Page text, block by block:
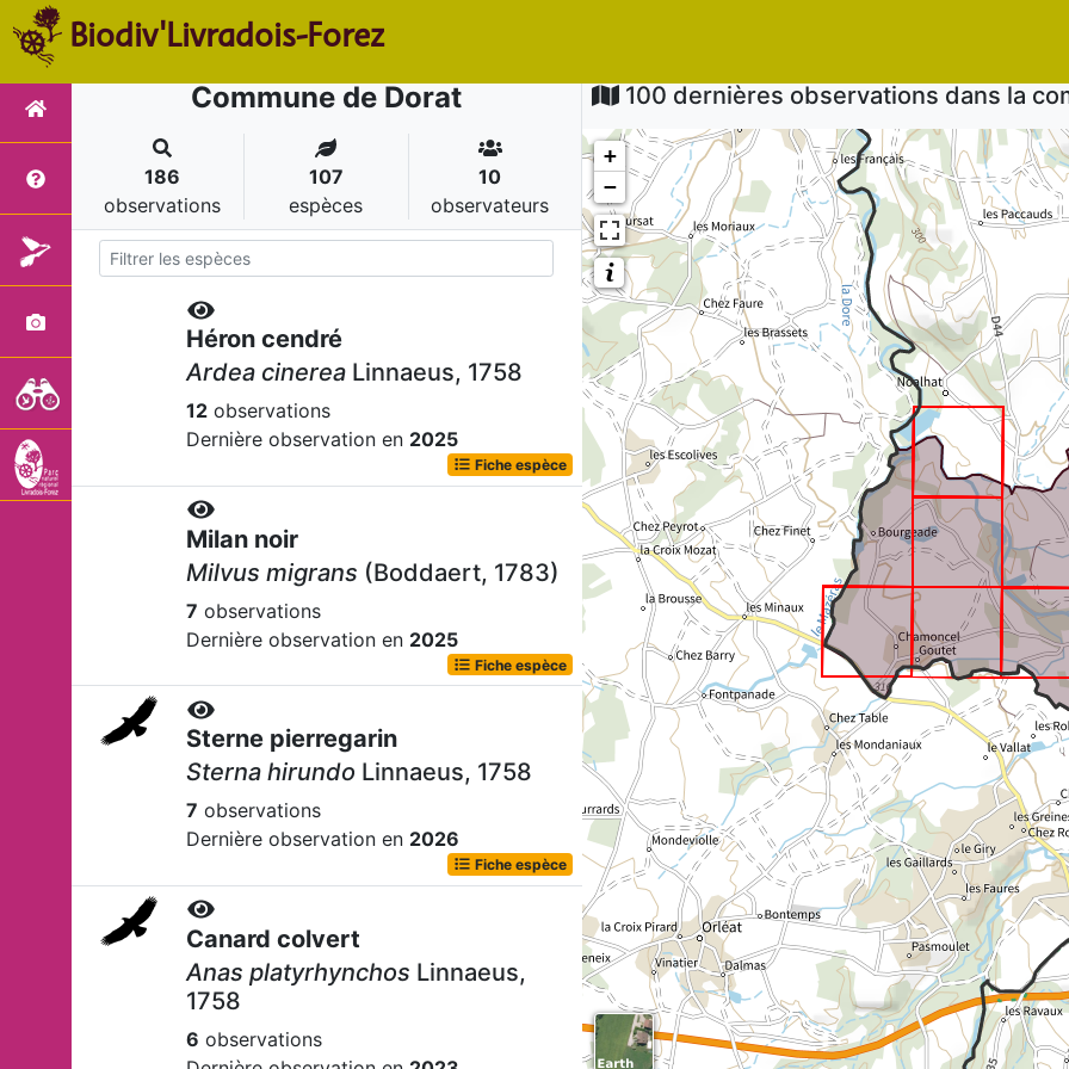
Biodiv'Livradois-Forez
Commune de Dorat
186
observations
107
espèces
10
observateurs
Héron cendré
Ardea cinerea Linnaeus, 1758
12 observations
Dernière observation en 2025
Fiche espèce
Milan noir
Milvus migrans (Boddaert, 1783)
7 observations
Dernière observation en 2025
Fiche espèce
Sterne pierregarin
Sterna hirundo Linnaeus, 1758
7 observations
Dernière observation en 2026
Fiche espèce
Canard colvert
Anas platyrhynchos Linnaeus,
1758
6 observations
100 dernières observations dans la
+
−